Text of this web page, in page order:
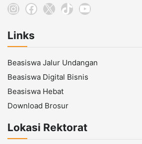
Instagram
Facebook
X TikTokYouTube
Links
Beasiswa Jalur Undangan
Beasiswa Digital Bisnis
Beasiswa Hebat
Download Brosur
Lokasi Rektorat